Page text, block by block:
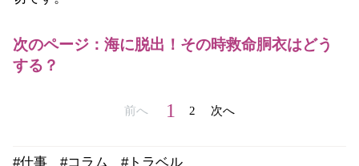
次のページ：海に脱出！その時救命胴衣はどう
する？
前へ 1 2 次へ
#仕事 #コラム #トラベル